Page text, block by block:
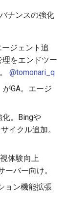
ナンスの強化
ジェント追
をエンドツー
@tomonari_q
GA。エージ
化。Bingや
イクル追加。
体験向上
ーバー向け。
ョン機能拡張